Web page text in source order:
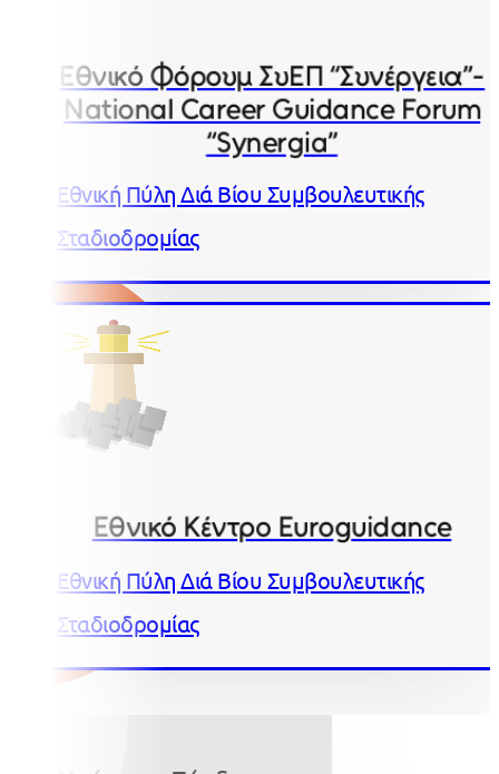
Εθνικό Φόρουμ ΣυΕΠ “Συνέργεια”-
National Career Guidance Forum
“Synergia”
Εθνική Πύλη Διά Βίου Συμβουλευτικής
Σταδιοδρομίας
Εθνικό Κέντρο Euroguidance
Εθνική Πύλη Διά Βίου Συμβουλευτικής
Σταδιοδρομίας